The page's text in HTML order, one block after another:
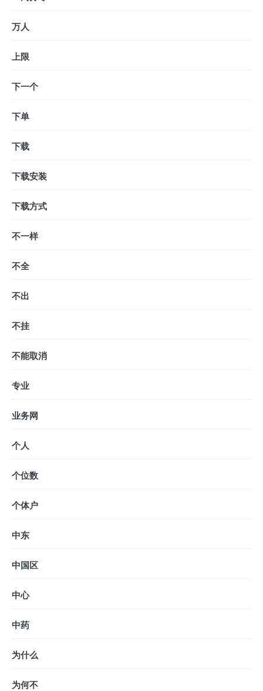
万人
上限
下一个
下单
下载
下载安装
下载方式
不一样
不全
不出
不挂
不能取消
专业
业务网
个人
个位数
个体户
中东
中国区
中心
中药
为什么
为何不